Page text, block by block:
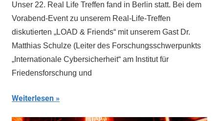
Unser 22. Real Life Treffen fand in Berlin statt. Bei dem
Vorabend-Event zu unserem Real-Life-Treffen
diskutierten „LOAD & Friends“ mit unserem Gast Dr.
Matthias Schulze (Leiter des Forschungsschwerpunkts
„Internationale Cybersicherheit“ am Institut für
Friedensforschung und
Weiterlesen